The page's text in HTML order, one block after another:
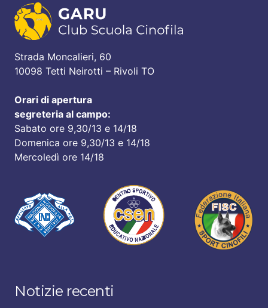
Strada Moncalieri, 60
10098 Tetti Neirotti – Rivoli TO
Orari di apertura
segreteria al campo:
Sabato ore 9,30/13 e 14/18
Domenica ore 9,30/13 e 14/18
Mercoledì ore 14/18
Notizie recenti